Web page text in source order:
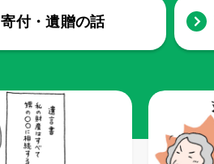
寄付・遺贈の話